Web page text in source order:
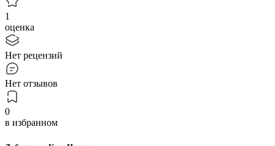
1
оценка
Нет рецензий
Нет отзывов
0
в избранном